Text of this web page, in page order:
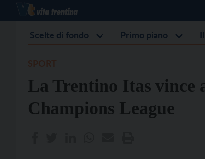
Scelte di fondo Primo piano
La Trentino Itas vince
Champions League